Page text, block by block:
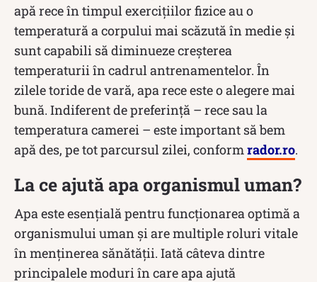
apă rece în timpul exerciţiilor fizice au o
temperatură a corpului mai scăzută în medie şi
sunt capabili să diminueze creşterea
temperaturii în cadrul antrenamentelor. În
zilele toride de vară, apa rece este o alegere mai
bună. Indiferent de preferinţă – rece sau la
temperatura camerei – este important să bem
apă des, pe tot parcursul zilei, conformrador.ro.
La ce ajută apa organismul uman?
Apa este esențială pentru funcționarea optimă a
organismului uman și are multiple roluri vitale
în menținerea sănătății. Iată câteva dintre
principalele moduri în care apa ajută